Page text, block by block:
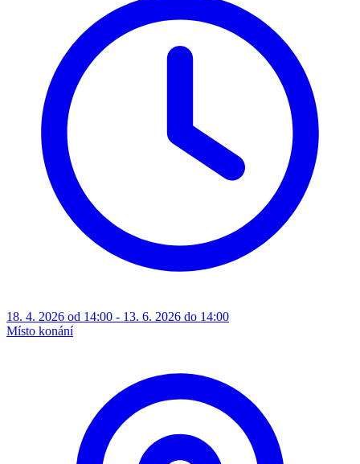
18. 4. 2026 od 14:00 - 13. 6. 2026 do 14:00
Místo konání